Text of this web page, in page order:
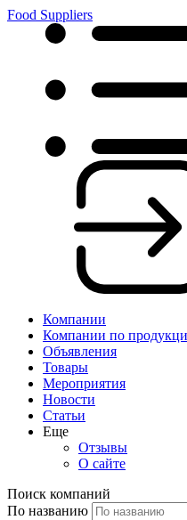
Food Suppliers
Компании
Компании по
Объявления
Товары
Мероприятия
Новости
Статьи
Еще
Отзывы
О сайте
Поиск компаний
По названию